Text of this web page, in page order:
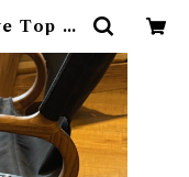
Top パ